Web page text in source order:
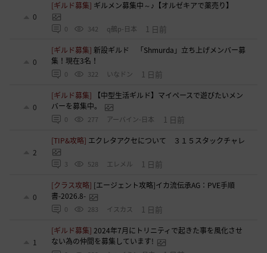
0
[ギルド募集] ギルメン募集中～♪【オルゼキアで薬売り】
0 342 q鵺p-日本 1 日前
0
[ギルド募集]新設ギルド 「Shmurda」立ち上げメンバー募
集！現在3名！
0 322 いなドン 1 日前
0
[ギルド募集]
【中型生活ギルド】マイペースで遊びたいメン
バーを募集中。
0 277 アーバイン-日本 1 日前
2
[TIP&攻略] エクレタアクセについて ３１５スタックチャレ
3 528 エレメル 1 日前
0
[クラス攻略] [エージェント攻略]イカ流伝承AG：PVE手順
書-2026.8-
0 283 イスカス 1 日前
1
[ギルド募集]2024年7月にトリニティで起きた事を風化させ
ない為の仲間を募集しています!